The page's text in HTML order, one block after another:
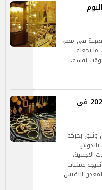
اليوم
شعبية في مصر،
ما يجعله
نفسه،
أسعار الذهب اليوم السبت 3 يناير 2026 في
وثيق بحركة
عمليات
النفيس